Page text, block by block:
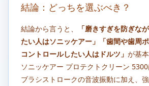
結論：どっちを選ぶべき？
結論から言うと、
「磨きすぎを防ぎな
たい人はソニッケアー」「歯間や歯周
コントロールしたい人はドルツ」 が基
ソニッケアー プロテクトクリーン
ブラシストロークの音波振動に加え、